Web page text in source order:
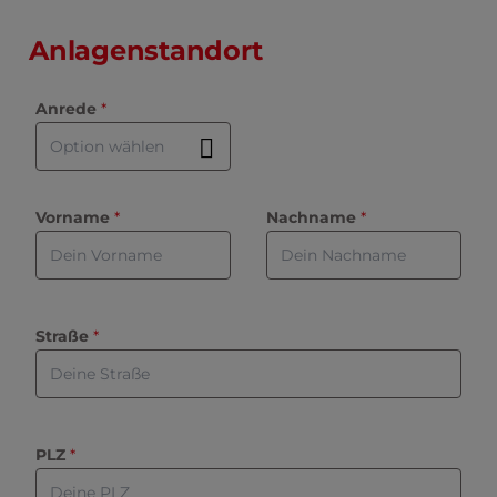
Anlagenstandort
Anrede *
Vorname * Nachname *
Straße *
PLZ *